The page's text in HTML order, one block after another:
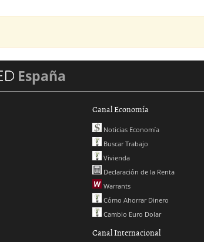
España
Canal Economía
Noticias Economía
Buscar Trabajo
Vivienda
Declaración de la Renta
Warrants
Cómo Ahorrar Dinero
Cambio Euro Dolar
Canal Internacional